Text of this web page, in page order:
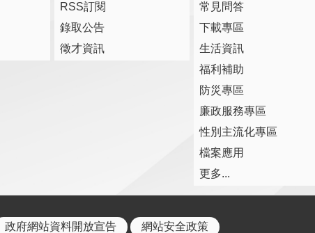
RSS訂閱
錄取公告
徵才資訊
常見問答
下載專區
生活資訊
福利補助
防災專區
廉政服務專區
性別主流化專區
檔案應用
更多...
政府網站資料開放宣告 網站安全政策